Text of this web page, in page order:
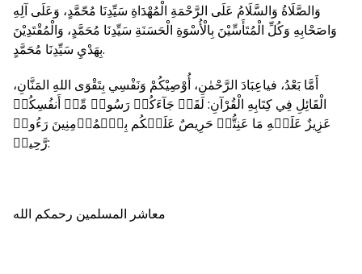
وَالصَّلَاةُ وَالسَّلَامُ عَلَى الرَّحْمَةِ الْمُهْدَاةِ سَيِّدِنَا مُحّمَّدٍ، وَعَلَى آلِهِ
وَاصَحْابِهِ وَكُلِّ الْمُتَأَسِّيْنَ بِالْأُسْوَةِ الْحَسَنَةِ سَيِّدِنَا مُحَمَّدٍ، وَالْمُقْتَدِيْنَ
بِهَدْيِ سَيِّدِنَا مُحَمَّدٍ.
أَمَّا بَعْدُ، فياعِبَادَ الرَّحْمٰنِ، أُوْصِيْكُمْ وَنَفْسِي بِتَقْوَى اللهِ المَنَّانِ،
الْقَائِلِ فِي كِتَابِهِ الْقُرْآنِ: لَقَدۡ جَآءَكُمۡ رَسُولٞ مِّنۡ أَنفُسِكُمۡ
عَزِيزٌ عَلَيۡهِ مَا عَنِتُّمۡ حَرِيصٌ عَلَيۡكُم بِٱلۡمُؤۡمِنِينَ رَءُوفٞ
رَّحِيمٞ:
معاشر المسلمين رحمكم الله